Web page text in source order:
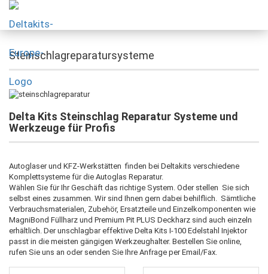
Steinschlagreparatursysteme
Delta Kits Steinschlag Reparatur Systeme und
Werkzeuge für Profis
Autoglaser und KFZ-Werkstätten finden bei Deltakits verschiedene
Komplettsysteme für die Autoglas Reparatur.
Wählen Sie für Ihr Geschäft das richtige System. Oder stellen Sie sich
selbst eines zusammen. Wir sind Ihnen gern dabei behilflich. Sämtliche
Verbrauchsmaterialen, Zubehör, Ersatzteile und Einzelkomponenten wie
MagniBond Füllharz und Premium Pit PLUS Deckharz sind auch einzeln
erhältlich. Der unschlagbar effektive Delta Kits I-100 Edelstahl Injektor
passt in die meisten gängigen Werkzeughalter. Bestellen Sie online,
rufen Sie uns an oder senden Sie Ihre Anfrage per Email/Fax.